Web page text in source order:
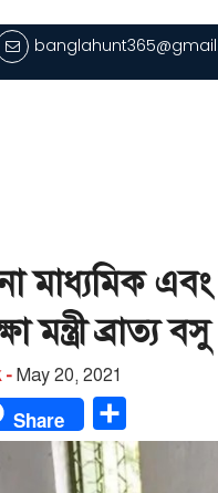
মাধ্যমিক
মন্ত্রী ব্রাত্য বসু
- May 20, 2021
Share